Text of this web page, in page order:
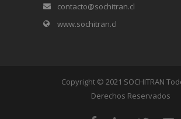
contacto@sochitran.cl
www.sochitran.cl
Copyright © 2021 SOCHITRAN
Derechos Reservados